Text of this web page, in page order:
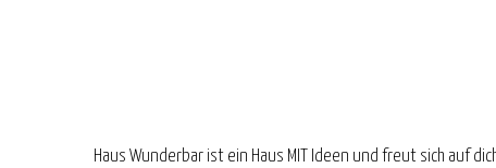
Haus Wunderbar ist ein Haus MIT Ideen und freut sich auf